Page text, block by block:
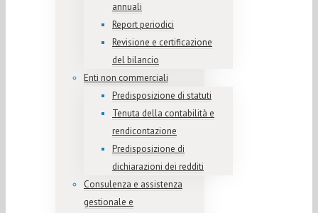
annuali
Report periodici
Revisione e certificazione
del bilancio
Enti non commerciali
Predisposizione di statuti
Tenuta della contabilità e
rendicontazione
Predisposizione di
dichiarazioni dei redditi
Consulenza e assistenza
gestionale e